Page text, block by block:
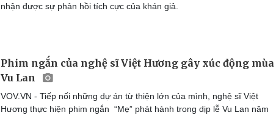
nhận được sự phản hồi tích cực của khán giả.
Phim ngắn của nghệ sĩ Việt Hương gây xúc động mùa
Vu Lan
VOV.VN - Tiếp nối những dự án từ thiện lớn của mình, nghệ sĩ Việt
Hương thực hiện phim ngắn “Mẹ” phát hành trong dịp lễ Vu Lan năm